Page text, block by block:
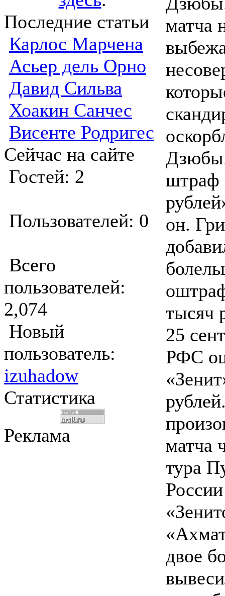
Последние статьи
Карлос Марчена
Асьер дель Орно
Давид Сильва
Хоакин Санчес
Висенте Родригес
Сейчас на сайте
Гостей: 2
Пользователей: 0
Всего
пользователей:
2,074
Новый
пользователь:
izuhadow
Статистика
Реклама
матча
штраф
он.
тысяч
25
РФС
матча
тура
двое